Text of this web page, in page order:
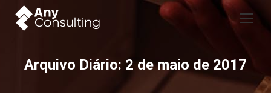
Arquivo Diário: 2 de maio de 2017